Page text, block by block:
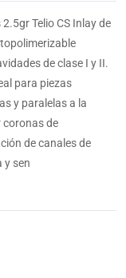
Telio CS Inlay de
de clase I y II.
para piezas
y paralelas a la
coronas de
de canales de
y sen